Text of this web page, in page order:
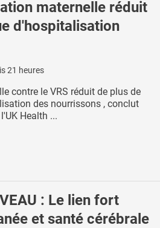
maternelle réduit
d'hospitalisation
21 heures
contre le VRS réduit de plus de
des nourrissons , conclut
Health ...
: Le lien fort
et santé cérébrale